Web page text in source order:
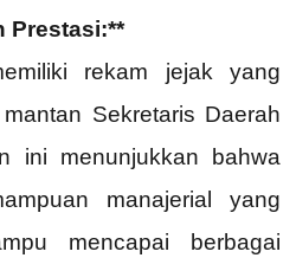
Prestasi:**
rekam jejak yang
Sekretaris Daerah
ini menunjukkan bahwa
manajerial yang
mencapai berbagai